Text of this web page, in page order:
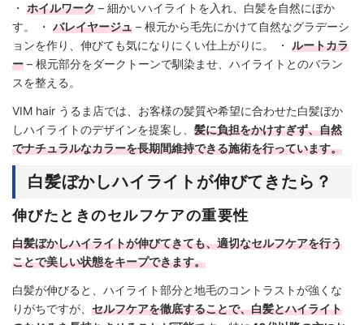
・ ホイルワーク – 細かいハイライトを入れ、白髪を自然にぼか
す。 ・ バレイヤージュ – 根元から毛先にかけて自然なグラデーシ
ョンを作り、伸びても気になりにくい仕上がりに。 ・ ルートカラ
ー – 根元部分をダークトーンで馴染ませ、ハイライトとのバラン
スを整える。
VIM hair うるま店では、お客様の髪質や希望に合わせた白髪ぼか
しハイライトのデザインを提案し、 髪に負担をかけすぎず、自然
でナチュラルなカラーを長期間維持できる施術を行っています。
白髪ぼかしハイライトが伸びてきたら？
伸びたときのセルフケアの重要性
白髪ぼかしハイライトが伸びてきても、適切なセルフケアを行う
ことで美しい状態をキープできます。
白髪が伸びると、ハイライト部分と地毛のコントラストが強くな
りがちですが、 セルフケアを徹底することで、白髪とハイライト